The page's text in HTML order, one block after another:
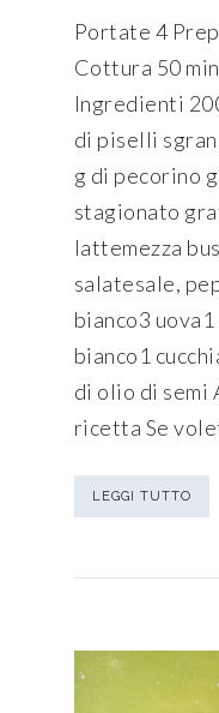
Portate 4
Cottura 50
Ingredienti
di piselli
g di pecorino
stagionato
lattemezza
salatesale,
bianco3
bianco1
di olio di semi
ricetta Se
LEGGI TUTTO